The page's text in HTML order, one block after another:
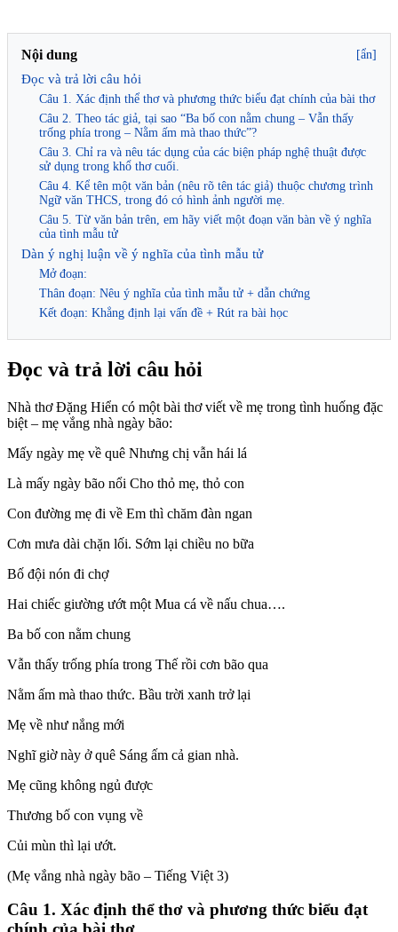
Nội dung [ẩn]
Đọc và trả lời câu hỏi
Câu 1. Xác định thể thơ và phương thức biểu đạt chính của bài thơ
Câu 2. Theo tác giả, tại sao “Ba bố con nằm chung – Vẫn thấy
trống phía trong – Nằm ấm mà thao thức”?
Câu 3. Chỉ ra và nêu tác dụng của các biện pháp nghệ thuật được
sử dụng trong khổ thơ cuối.
Câu 4. Kể tên một văn bản (nêu rõ tên tác giả) thuộc chương trình
Ngữ văn THCS, trong đó có hình ảnh người mẹ.
Câu 5. Từ văn bản trên, em hãy viết một đoạn văn bàn về ý nghĩa
của tình mẫu tử
Dàn ý nghị luận về ý nghĩa của tình mẫu tử
Mở đoạn:
Thân đoạn: Nêu ý nghĩa của tình mẫu tử + dẫn chứng
Kết đoạn: Khẳng định lại vấn đề + Rút ra bài học
Đọc và trả lời câu hỏi
Nhà thơ Đặng Hiển có một bài thơ viết về mẹ trong tình huống đặc
biệt – mẹ vắng nhà ngày bão:
Mấy ngày mẹ về quê Nhưng chị vẫn hái lá
Là mấy ngày bão nổi Cho thỏ mẹ, thỏ con
Con đường mẹ đi về Em thì chăm đàn ngan
Cơn mưa dài chặn lối. Sớm lại chiều no bữa
Bố đội nón đi chợ
Hai chiếc giường ướt một Mua cá về nấu chua….
Ba bố con nằm chung
Vẫn thấy trống phía trong Thế rồi cơn bão qua
Nằm ấm mà thao thức. Bầu trời xanh trở lại
Mẹ về như nắng mới
Nghĩ giờ này ở quê Sáng ấm cả gian nhà.
Mẹ cũng không ngủ được
Thương bố con vụng về
Củi mùn thì lại ướt.
(Mẹ vắng nhà ngày bão – Tiếng Việt 3)
Câu 1. Xác định thể thơ và phương thức biểu đạt